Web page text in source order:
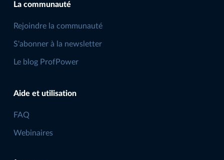
La communauté
Rejoindre la communauté
S'abonner à la newsletter
Le blog ProfPower
Aide et utilisation
FAQ
Webinaires